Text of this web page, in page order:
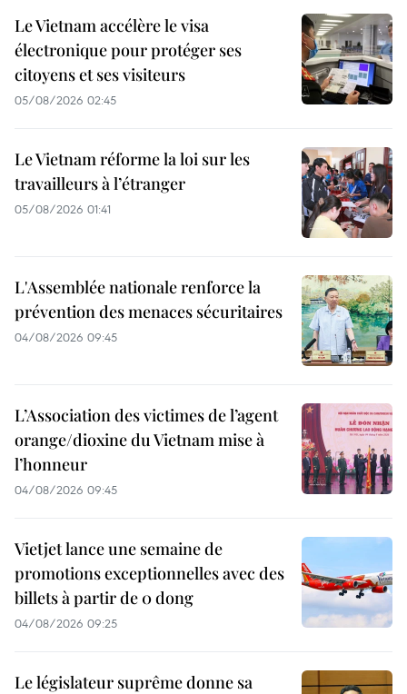
Le Vietnam accélère le visa
électronique pour protéger ses
citoyens et ses visiteurs
05/08/2026 02:45
Le Vietnam réforme la loi sur les
travailleurs à l’étranger
05/08/2026 01:41
L'Assemblée nationale renforce la
prévention des menaces sécuritaires
04/08/2026 09:45
L’Association des victimes de l’agent
orange/dioxine du Vietnam mise à
l’honneur
04/08/2026 09:45
Vietjet lance une semaine de
promotions exceptionnelles avec des
billets à partir de 0 dong
04/08/2026 09:25
Le législateur suprême donne sa